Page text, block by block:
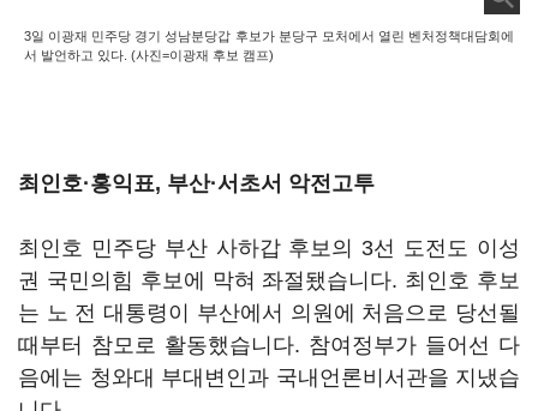
3일 이광재 민주당 경기 성남분당갑 후보가 분당구 모처에서 열린 벤처정책대담회에
서 발언하고 있다. (사진=이광재 후보 캠프)
최인호·홍익표, 부산·서초서 악전고투
최인호 민주당 부산 사하갑 후보의 3선 도전도 이성
권 국민의힘 후보에 막혀 좌절됐습니다. 최인호 후보
는 노 전 대통령이 부산에서 의원에 처음으로 당선될
때부터 참모로 활동했습니다. 참여정부가 들어선 다
음에는 청와대 부대변인과 국내언론비서관을 지냈습